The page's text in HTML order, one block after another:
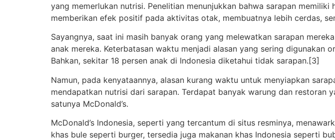
yang memerlukan nutrisi. Penelitian menunjukkan bahwa sarapan
memberikan efek positif pada aktivitas otak, membuatnya lebih cerdas,
Sayangnya, saat ini masih banyak orang yang melewatkan sarapan
anak mereka. Keterbatasan waktu menjadi alasan yang sering digunakan
Bahkan, sekitar 18 persen anak di Indonesia diketahui tidak sarapan.[3]
Namun, pada kenyataannya, alasan kurang waktu untuk menyiapkan
mendapatkan nutrisi dari sarapan. Terdapat banyak warung dan restoran
satunya McDonald’s.
McDonald’s Indonesia, seperti yang tercantum di situs resminya,
khas bule seperti burger, tersedia juga makanan khas Indonesia seperti